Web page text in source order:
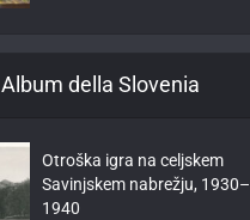
Album della Slovenia
Otroška igra na celjskem
Savinjskem nabrežju, 1930–
1940